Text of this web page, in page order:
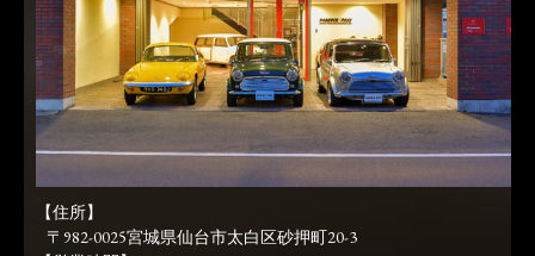
【住所】
〒982-0025宮城県仙台市太白区砂押町20-3